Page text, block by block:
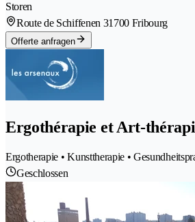
Storen
Route de Schiffenen 31700 Fribourg
Offerte anfragen
Ergothérapie et Art-
Ergotherapie • Kunsttherapie •
Geschlossen